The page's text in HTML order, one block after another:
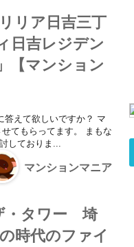
リア日吉三丁
日吉レジデン
【マンション
答えて欲しいですか？ マ
てもらってます。 まもな
しておりま...
マンションマニア
・タワー 埼
時代のファイ